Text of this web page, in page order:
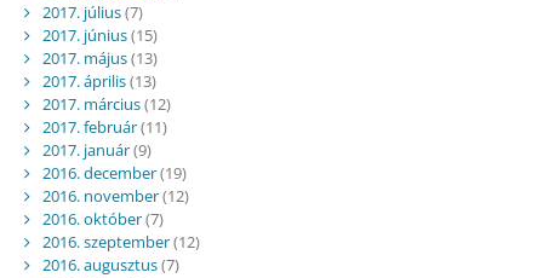
2017. július(7)
2017. június(15)
2017. május(13)
2017. április(13)
2017. március(12)
2017. február(11)
2017. január(9)
2016. december(19)
2016. november(12)
2016. október(7)
2016. szeptember(12)
2016. augusztus(7)